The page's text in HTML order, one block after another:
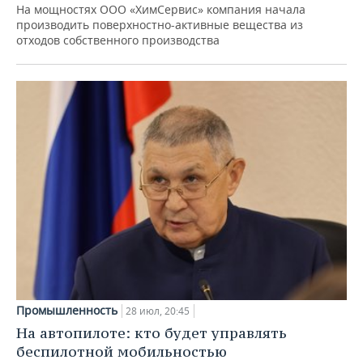
На мощностях ООО «ХимСервис» компания начала
производить поверхностно-активные вещества из
отходов собственного производства
Промышленность 28 июл, 20:45
На автопилоте: кто будет управлять
беспилотной мобильностью